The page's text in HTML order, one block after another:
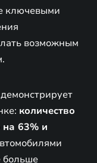
ключевыми
возможным
количество
63% и
больше